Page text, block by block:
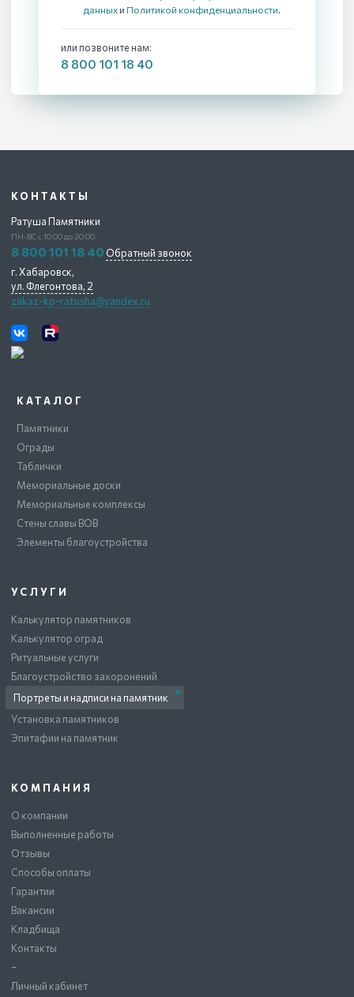
данных и Политикой конфиденциальности.
или позвоните нам:
8 800 101 18 40
КАТАЛОГ
Памятники
Ограды
Таблички
Мемориальные доски
Мемориальные комплексы
Стены славы ВОВ
Элементы благоустройства
УСЛУГИ
Калькулятор памятников
Калькулятор оград
Ритуальные услуги
Благоустройство захоронений
Портреты и надписи на памятник
Установка памятников
Эпитафии на памятник
КОМПАНИЯ
О компании
Выполненные работы
Отзывы
Способы оплаты
Гарантии
Вакансии
Кладбища
Контакты
–
Личный кабинет
КОНТАКТЫ
Ратуша Памятники
ПН-ВС с 10:00 до 20:00
8 800 101 18 40 Обратный звонок
г. Хабаровск,
ул. Флегонтова, 2
zakaz-kp-ratusha@yandex.ru